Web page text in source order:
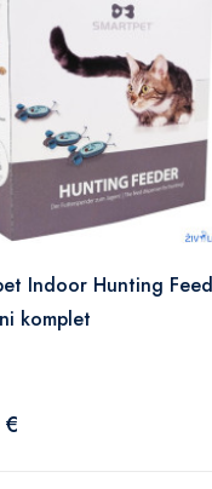
Indoor Hunting
komplet